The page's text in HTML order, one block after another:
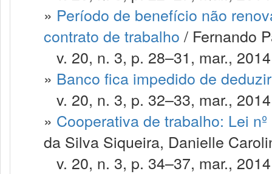
» Período de benefício não
contrato de trabalho / Fernando
v. 20, n. 3, p. 28–31, mar.,
» Banco fica impedido de
v. 20, n. 3, p. 32–33, mar.,
» Cooperativa de trabalho: Lei
da Silva Siqueira, Danielle
v. 20, n. 3, p. 34–37, mar.,